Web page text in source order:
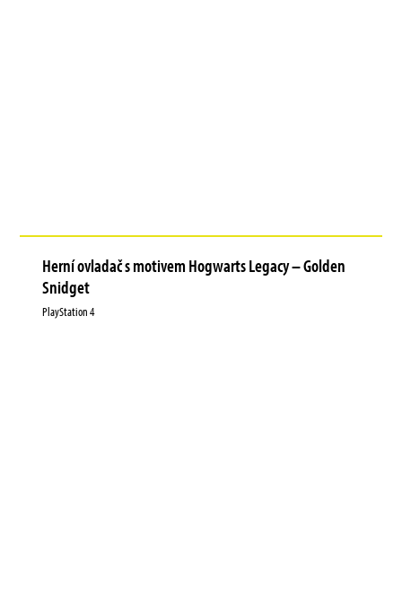
Herní ovladač s motivem Hogwarts Legacy – Golden
Snidget
PlayStation 4